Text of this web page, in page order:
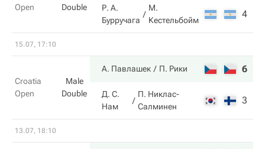
Open
Double
Р. А.
Бурручага
М.
Кестельбойм
4
15.07, 17:10
Croatia
Open
Male
Double
А. Павлашек П. Рики 6
Д. С.
Нам
П. Никлас-
Салминен
3
13.07, 18:10